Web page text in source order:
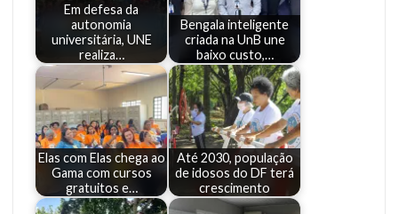
Em defesa da
autonomia
universitária, UNE
realiza…
Bengala inteligente
criada na UnB une
baixo custo,…
Elas com Elas chega ao
Gama com cursos
gratuitos e…
Até 2030, população
de idosos do DF terá
crescimento